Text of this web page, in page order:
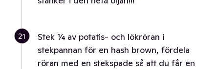
21
Stek ¼ av potatis- och lökröran i
stekpannan för en hash brown, fördela
röran med en stekspade så att du får en